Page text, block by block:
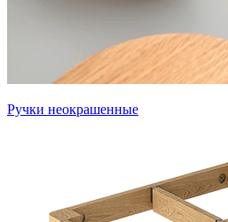
Ручки неокрашенные